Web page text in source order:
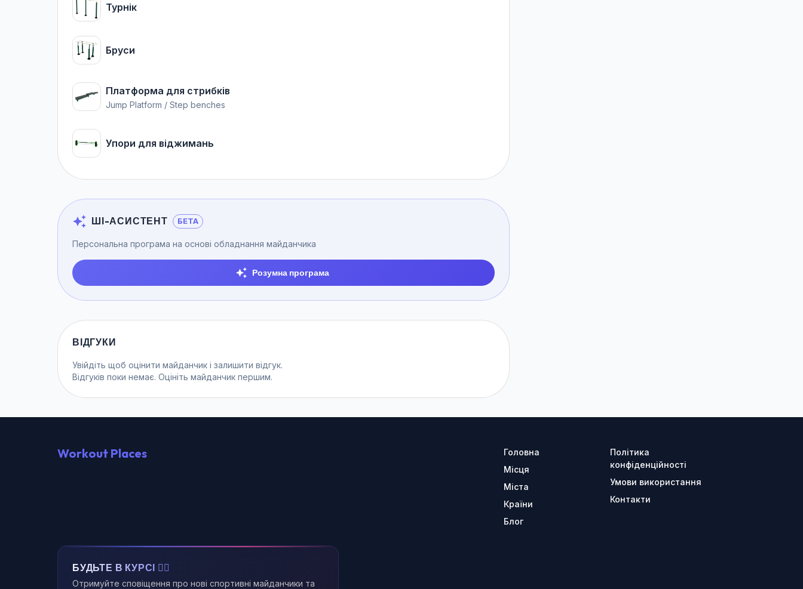
Турнік
Бруси
Платформа для стрибків
Jump Platform / Step benches
Упори для віджимань
ШІ-АСИСТЕНТ БЕТА
Персональна програма на основі обладнання майданчика
Розумна програма
ВІДГУКИ
Увійдіть щоб оцінити майданчик і залишити відгук.
Відгуків поки немає. Оцініть майданчик першим.
Workout Places
Головна
Місця
Міста
Країни
Блог
Політика
конфіденційності
Умови використання
Контакти
БУДЬТЕ В КУРСІ 🏃‍♂️
Отримуйте сповіщення про нові спортивні майданчики та